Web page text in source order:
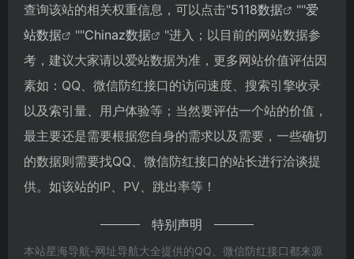
查询该站的相关权重信息，可以点击"5118数据 ""爱
站数据
""Chinaz数据
"进入；以目前的网站数据参
考，建议大家请以爱站数据为准，更多网站价值评估因
素如：QQ、微信防红接口的访问速度、搜索引擎收录
以及索引量、用户体验等；当然要评估一个站的价值，
最主要还是需要根据您自身的需求以及需要，一些确切
的数据则需要找QQ、微信防红接口的站长进行洽谈提
供。如该站的IP、PV、跳出率等！
特别声明
本站星海导航-网址导航大全提供的QQ、微信防红接口都来源